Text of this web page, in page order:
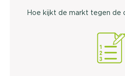
Hoe kijkt de markt tegen de